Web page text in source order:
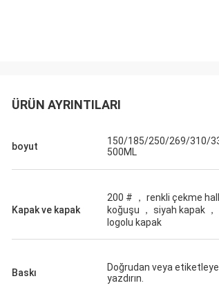
ABD&#39;den Mark
çok teşekkür ederiz, sözleşmeye devam
ÜRÜN AYRINTILARI
boyut
150/185/250/269/310/
500ML
Kapak ve kapak
200 # ， renkli çekme
koğuşu ， siyah kapak ，
logolu kapak
Baskı
Doğrudan veya
yazdırın.